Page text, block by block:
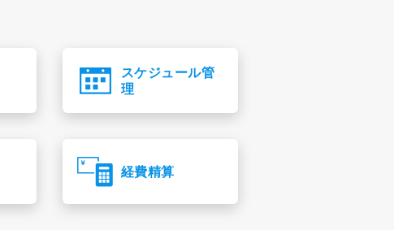
スケジュール管
理
経費精算